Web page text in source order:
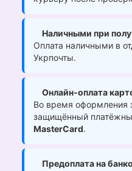
Наличными при
Оплата наличными в
Укрпочты.
Онлайн-оплата
Во время оформления
защищённый
MasterCard.
Предоплата на